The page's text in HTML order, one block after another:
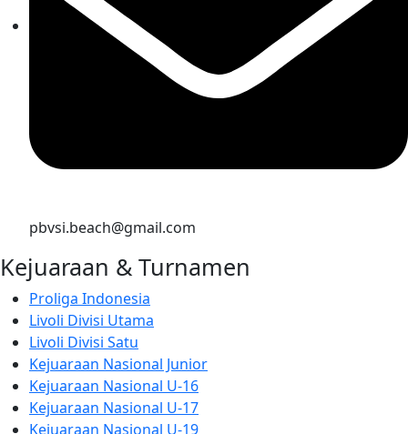
pbvsi.beach@gmail.com
Kejuaraan & Turnamen
Proliga Indonesia
Livoli Divisi Utama
Livoli Divisi Satu
Kejuaraan Nasional Junior
Kejuaraan Nasional U-16
Kejuaraan Nasional U-17
Kejuaraan Nasional U-19